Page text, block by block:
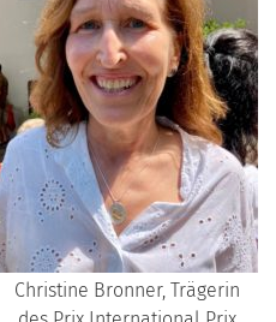
Christine Bronner, Trägerin